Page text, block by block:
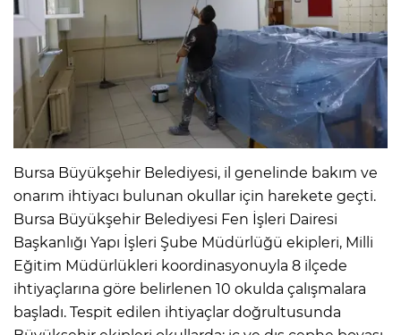
Bursa Büyükşehir Belediyesi, il genelinde bakım ve
onarım ihtiyacı bulunan okullar için harekete geçti.
Bursa Büyükşehir Belediyesi Fen İşleri Dairesi
Başkanlığı Yapı İşleri Şube Müdürlüğü ekipleri, Milli
Eğitim Müdürlükleri koordinasyonuyla 8 ilçede
ihtiyaçlarına göre belirlenen 10 okulda çalışmalara
başladı. Tespit edilen ihtiyaçlar doğrultusunda